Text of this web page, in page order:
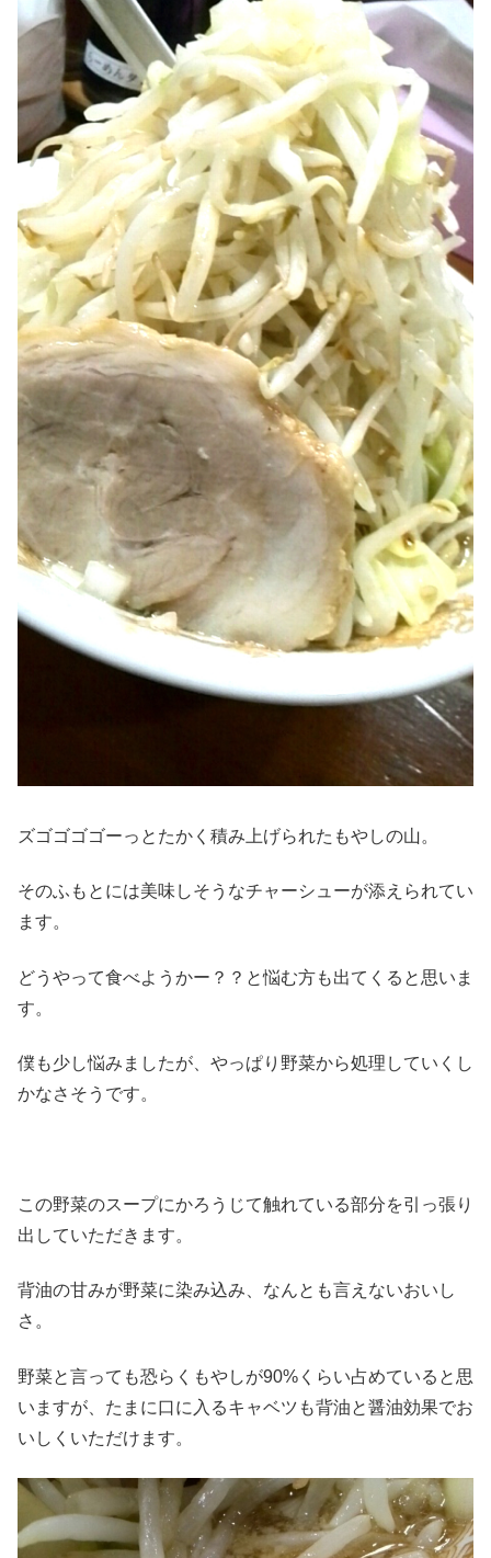
ズゴゴゴゴーっとたかく積み上げられたもやしの山。
そのふもとには美味しそうなチャーシューが添えられてい
ます。
どうやって食べようかー？？と悩む方も出てくると思いま
す。
僕も少し悩みましたが、やっぱり野菜から処理していくし
かなさそうです。
この野菜のスープにかろうじて触れている部分を引っ張り
出していただきます。
背油の甘みが野菜に染み込み、なんとも言えないおいし
さ。
野菜と言っても恐らくもやしが90%くらい占めていると思
いますが、たまに口に入るキャベツも背油と醤油効果でお
いしくいただけます。